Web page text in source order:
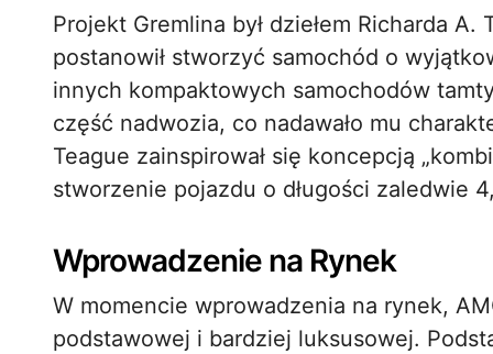
Projekt Gremlina był dziełem Richarda
postanowił stworzyć samochód o
innych kompaktowych samochodów
część nadwozia, co nadawało mu
Teague zainspirował się koncepcją
stworzenie pojazdu o długości zaledwie
Wprowadzenie na Rynek
W momencie wprowadzenia na rynek,
podstawowej i bardziej luksusowej.